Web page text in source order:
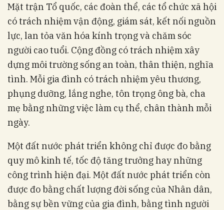
Mặt trận Tổ quốc, các đoàn thể, các tổ chức xã hội
có trách nhiệm vận động, giám sát, kết nối nguồn
lực, lan tỏa văn hóa kính trọng và chăm sóc
người cao tuổi. Cộng đồng có trách nhiệm xây
dựng môi trường sống an toàn, thân thiện, nghĩa
tình. Mỗi gia đình có trách nhiệm yêu thương,
phụng dưỡng, lắng nghe, tôn trọng ông bà, cha
mẹ bằng những việc làm cụ thể, chân thành mỗi
ngày.
Một đất nước phát triển không chỉ được đo bằng
quy mô kinh tế, tốc độ tăng trưởng hay những
công trình hiện đại. Một đất nước phát triển còn
được đo bằng chất lượng đời sống của Nhân dân,
bằng sự bền vững của gia đình, bằng tình người